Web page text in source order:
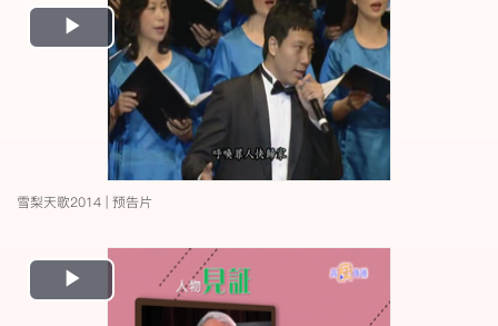
Play
Video
雪梨天歌2014 | 预告片
Play
Video